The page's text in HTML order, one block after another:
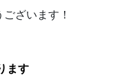
ざいます！
ます